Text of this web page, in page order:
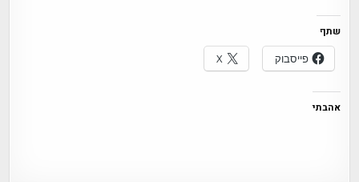
שתף
פייסבוק
X
אהבתי